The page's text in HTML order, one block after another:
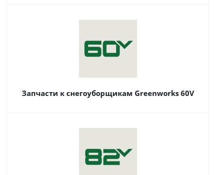
Запчасти к снегоуборщикам Greenworks 60V